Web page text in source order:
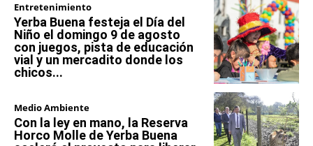
Entretenimiento
Yerba Buena festeja el Día del
Niño el domingo 9 de agosto
con juegos, pista de educación
vial y un mercadito donde los
chicos...
Medio Ambiente
Con la ley en mano, la Reserva
Horco Molle de Yerba Buena